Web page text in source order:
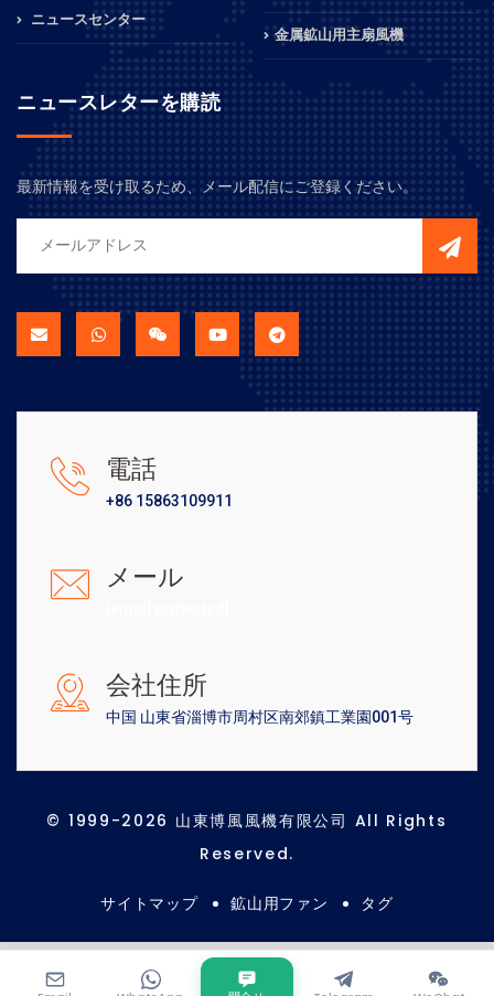
ニュースセンター
金属鉱山用主扇風機
ニュースレターを購読
最新情報を受け取るため、メール配信にご登録ください。
電話
+86 15863109911
メール
会社住所
中国 山東省淄博市周村区南郊鎮工業園001号
© 1999-2026 山東博風風機有限公司 All Rights
Reserved.
サイトマップ 鉱山用ファン タグ